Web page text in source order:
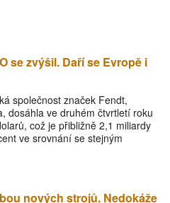
se zvýšil. Daří se Evropě i
společnost značek Fendt,
dosáhla ve druhém čtvrtletí roku
což je přibližně 2,1 miliardy
ve srovnání se stejným
nových strojů. Nedokáže